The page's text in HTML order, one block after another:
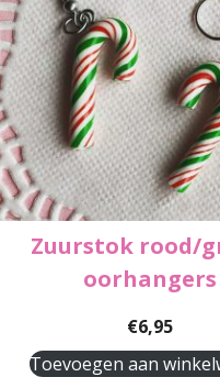
Zuurstok rood/
oorhangers
€6,95
Toevoegen aan